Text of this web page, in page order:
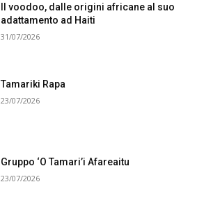
Il voodoo, dalle origini africane al suo
adattamento ad Haiti
31/07/2026
Tamariki Rapa
23/07/2026
Gruppo ‘O Tamari’i Afareaitu
23/07/2026